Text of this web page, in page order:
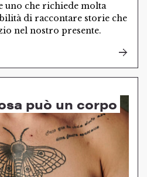
uno che richiede molta
di raccontare storie che
nel nostro presente.
può un corpo